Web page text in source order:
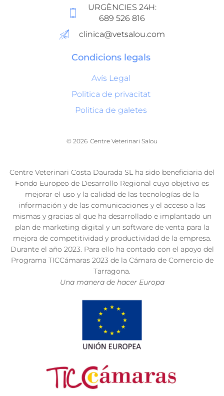
URGÈNCIES 24H:
689 526 816
clinica@vetsalou.com
Condicions legals
Avís Legal
Politica de privacitat
Politica de galetes
© 2026 Centre Veterinari Salou
Centre Veterinari Costa Daurada SL ha sido beneficiaria del
Fondo Europeo de Desarrollo Regional cuyo objetivo es
mejorar el uso y la calidad de las tecnologías de la
información y de las comunicaciones y el acceso a las
mismas y gracias al que ha desarrollado e implantado un
plan de marketing digital y un software de venta para la
mejora de competitividad y productividad de la empresa.
Durante el año 2023. Para ello ha contado con el apoyo del
Programa TICCámaras 2023 de la Cámara de Comercio de
Tarragona.
Una manera de hacer Europa